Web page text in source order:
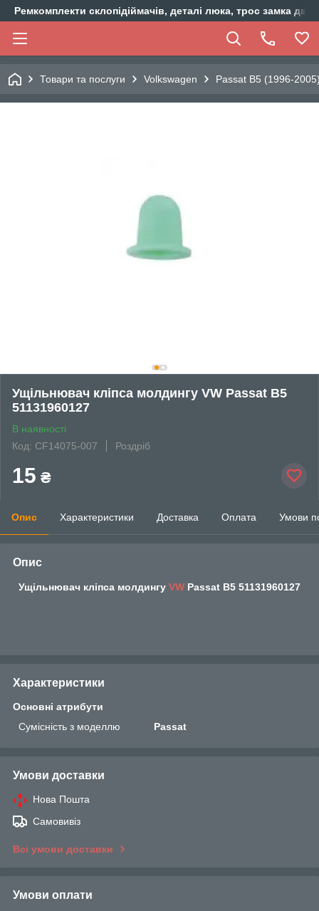
Ремкомплекти склопідіймачів, деталі люка, трос замка
Товари та послуги Volkswagen Passat B5 (1996-
Ущільнювач кліпса молдингу VW Passat B5
51131960127
В наявності
Код: CF14075-007
Роздріб
15 ₴
Опис Характеристики Доставка Оплата Умови
Опис
Ущільнювач кліпса молдингу VW Passat B5 51131960127
Характеристики
Основні атрибути
Сумісність з моделлю
Passat
Умови доставки
Нова Пошта
Самовивіз
Всі умови доставки
Умови оплати